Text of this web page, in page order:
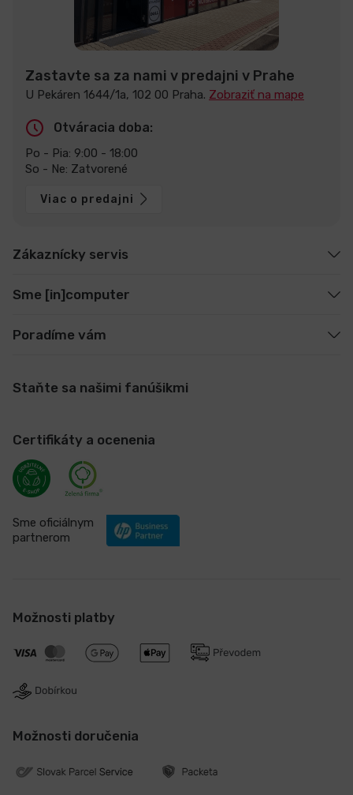
Zastavte sa za nami v predajni v Prahe
U Pekáren 1644/1a, 102 00 Praha. Zobraziť na mape
Otváracia doba:
Po - Pia: 9:00 - 18:00
So - Ne: Zatvorené
Viac o predajni
Zákaznícky servis
Sme [in]computer
Poradíme vám
Staňte sa našimi fanúšikmi
Certifikáty a ocenenia
Sme oficiálnym
partnerom
Možnosti platby
Možnosti doručenia